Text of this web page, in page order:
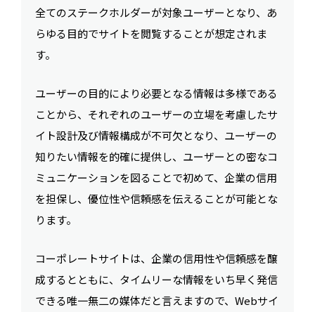
全てのステークホルダーが対象ユーザーとなり、あ
らゆる目的でサイトを閲覧することが想定されま
す。
ユーザーの目的により必要となる情報は多様である
ことから、それぞれのユーザーの立場を考慮したサ
イト設計及び情報構成が不可欠となり、ユーザーの
知りたい情報を的確に提供し、ユーザーとの密なコ
ミュニケーションを図ることで初めて、企業の信用
を担保し、優位性や信頼感を伝えることが可能とな
ります。
コーポレートサイトは、企業の信用性や信頼感を醸
成するとともに、タイムリーな情報をいち早く発信
できる唯一無二の媒体だと言えますので、Webサイ